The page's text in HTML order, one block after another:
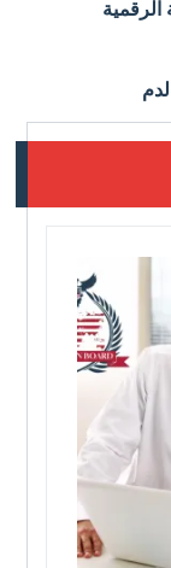
الرقمية